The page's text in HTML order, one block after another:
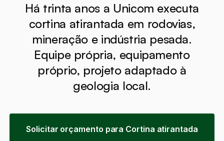
Há trinta anos a Unicom executa
cortina atirantada em rodovias,
mineração e indústria pesada.
Equipe própria, equipamento
próprio, projeto adaptado à
geologia local.
Solicitar orçamento para Cortina atirantada